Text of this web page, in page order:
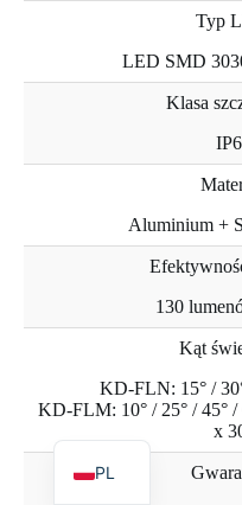
Typ
LED SMD
Klasa
Aluminium +
130
Kąt
KD-FLN: 15° /
KD-FLM: 10° / 25° / 45° /
x
PL
ES
UK
RO